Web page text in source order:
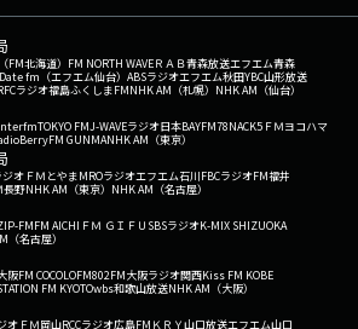
FM北海道） FM NORTH WAVEＲＡＢ青森放送エフエム青森
Date fm（エフエム仙台） ABSラジオエフエム秋田YBC山形放送
ラジオ福島ふくしまFMNHK AM（札幌） NHK AM（仙台）
TOKYO FMJ-WAVEラジオ日本BAYFM78NACK5 ＦＭヨコハマ
FM GUNMANHK AM（東京）
オ ＦＭとやまMROラジオエフエム石川FBCラジオFM福井
長野NHK AM（東京） NHK AM（名古屋）
FMFM AICHI ＦＭ ＧＩＦＵ SBSラジオK-MIX SHIZUOKA
（名古屋）
阪FM COCOLOFM802FM大阪ラジオ関西Kiss FM KOBE
FM KYOTOwbs和歌山放送NHK AM（大阪）
オ ＦＭ岡山RCCラジオ広島FM ＫＲＹ山口放送エフエム山口